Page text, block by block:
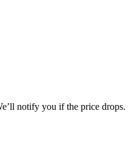
notify you if the price drops.